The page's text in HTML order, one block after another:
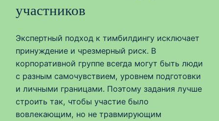
участников
Экспертный подход к тимбилдингу исключает
принуждение и чрезмерный риск. В
корпоративной группе всегда могут быть люди
с разным самочувствием, уровнем подготовки
и личными границами. Поэтому задания лучше
строить так, чтобы участие было
вовлекающим, но не травмирующим